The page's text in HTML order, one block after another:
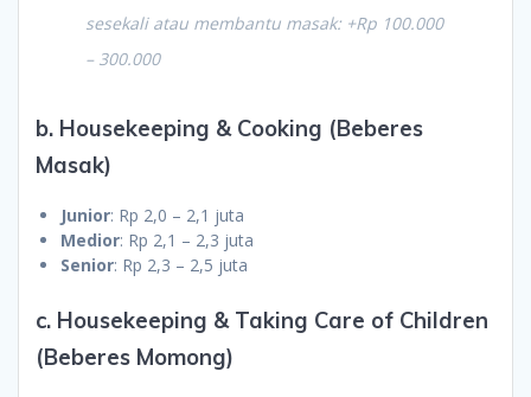
sesekali atau membantu masak: +Rp 100.000
– 300.000
b. Housekeeping & Cooking (Beberes
Masak)
Junior: Rp 2,0 – 2,1 juta
Medior: Rp 2,1 – 2,3 juta
Senior: Rp 2,3 – 2,5 juta
c. Housekeeping & Taking Care of Children
(Beberes Momong)